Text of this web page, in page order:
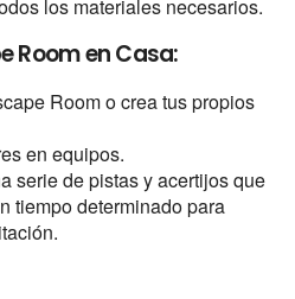
los materiales necesarios.
Room en Casa:
Room o crea tus propios
en equipos.
serie de pistas y acertijos que
tiempo determinado para